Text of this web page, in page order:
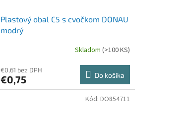
Plastový obal C5 s cvočkom DONAU
modrý
Skladom (>100 KS)
€0,61 bez DPH
€0,75 Do košíka
Kód: DO854711